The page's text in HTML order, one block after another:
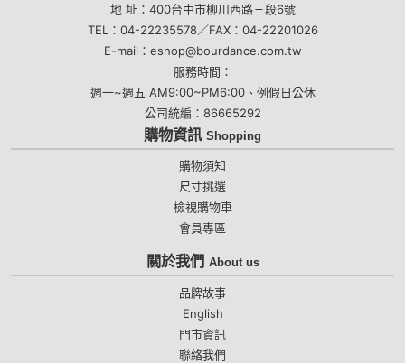
地 址：400台中市柳川西路三段6號
TEL：04-22235578／FAX：04-22201026
E-mail：eshop@bourdance.com.tw
服務時間：
週一~週五 AM9:00~PM6:00、例假日公休
公司統編：86665292
購物資訊 Shopping
購物須知
尺寸挑選
檢視購物車
會員專區
關於我們 About us
品牌故事
English
門市資訊
聯絡我們